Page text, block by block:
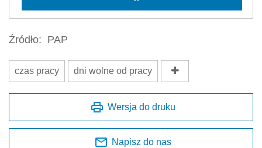
Źródło: PAP
czas pracy dni wolne od pracy
Wersja do druku
Napisz do nas